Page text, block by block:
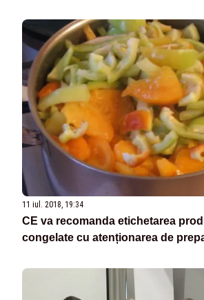
11 iul. 2018, 19:34
CE va recomanda etichetarea
congelate cu atenționarea de